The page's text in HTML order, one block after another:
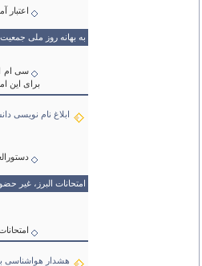
به بهانه روز ملی جمعیت
سی ام
برای این
ابلاغ نام نویسی
امتحانات البرز، غیر
هشدار هواشناسی